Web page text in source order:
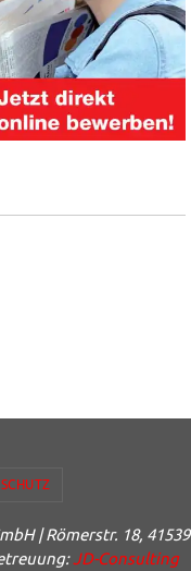
| Römerstr. 18, 41539
JD-Consulting